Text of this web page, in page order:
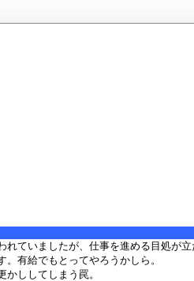
れていましたが、仕事を進める目処が
有給でもとってやろうかしら。
ししてしまう罠。